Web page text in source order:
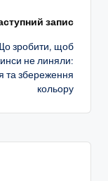
запис
зробити, щоб
не линяли:
та збереження
кольору